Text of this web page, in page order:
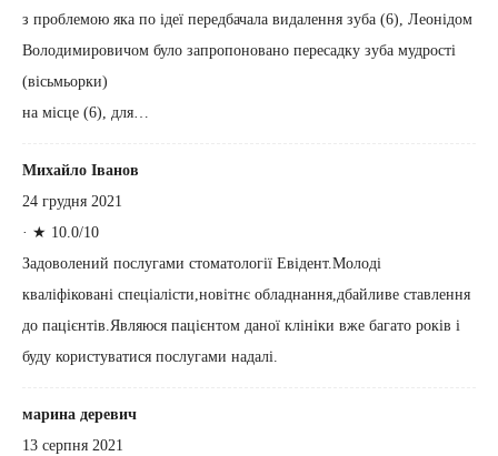
з проблемою яка по ідеї передбачала видалення зуба (6), Леонідом
Володимировичом було запропоновано пересадку зуба мудрості
(вісьмьорки)
на місце (6), для…
Михайло Іванов
24 грудня 2021
· ★ 10.0/10
Задоволений послугами стоматології Евідент.Молоді
кваліфіковані спеціалісти,новітнє обладнання,дбайливе ставлення
до пацієнтів.Являюся пацієнтом даної клініки вже багато років і
буду користуватися послугами надалі.
марина деревич
13 серпня 2021